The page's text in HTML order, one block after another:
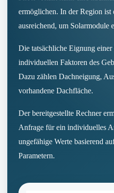
ermöglichen. In der Region ist
ausreichend, um Solarmodule
Die tatsächliche Eignung
individuellen Faktoren des
Dazu zählen Dachneigung,
vorhandene Dachfläche.
Der bereitgestellte Rechner
Anfrage für ein individuelles
ungefähige Werte basierend
Parametern.